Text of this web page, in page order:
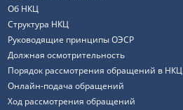
Об НКЦ
Структура НКЦ
Руководящие принципы ОЭСР
Должная осмотрительность
Порядок рассмотрения обращений в НКЦ
Онлайн-подача обращений
Ход рассмотрения обращений